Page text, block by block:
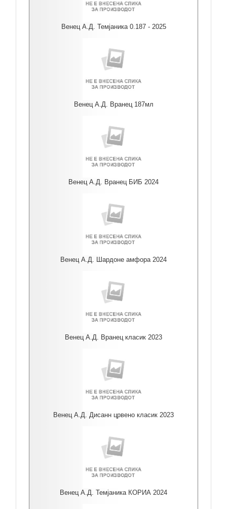
Венец А.Д. Темјаника 0.187 - 2025
Венец А.Д. Вранец 187мл
Венец А.Д. Вранец БИБ 2024
Венец А.Д. Шардоне амфора 2024
Венец А.Д. Вранец класик 2023
Венец А.Д. Дисанн црвено класик 2023
Венец А.Д. Темјаника КОРИА 2024